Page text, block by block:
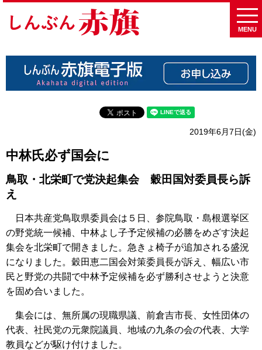
MENU
2019年6月7日(金)
中林氏必ず国会に
鳥取・北栄町で党決起集会 穀田国対委員長ら訴
え
日本共産党鳥取県委員会は５日、参院鳥取・島根選挙区
の野党統一候補、中林よし子予定候補の必勝をめざす決起
集会を北栄町で開きました。急きょ椅子が追加される盛況
になりました。穀田恵二国会対策委員長が訴え、幅広い市
民と野党の共闘で中林予定候補を必ず勝利させようと決意
を固め合いました。
集会には、無所属の現職県議、前倉吉市長、女性団体の
代表、社民党の元衆院議員、地域の九条の会の代表、大学
教員などが駆け付けました。